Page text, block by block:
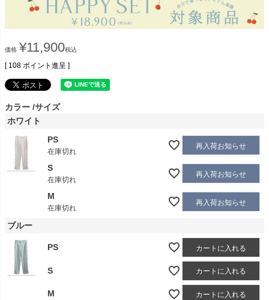
価格 ¥11,900税込
[ 108 ポイント進呈 ]
カラー サイズ
ホワイト
PS
在庫切れ
再入荷お知らせ
S
在庫切れ
再入荷お知らせ
M
在庫切れ
再入荷お知らせ
ブルー
PS カートに入れる
S カートに入れる
M カートに入れる